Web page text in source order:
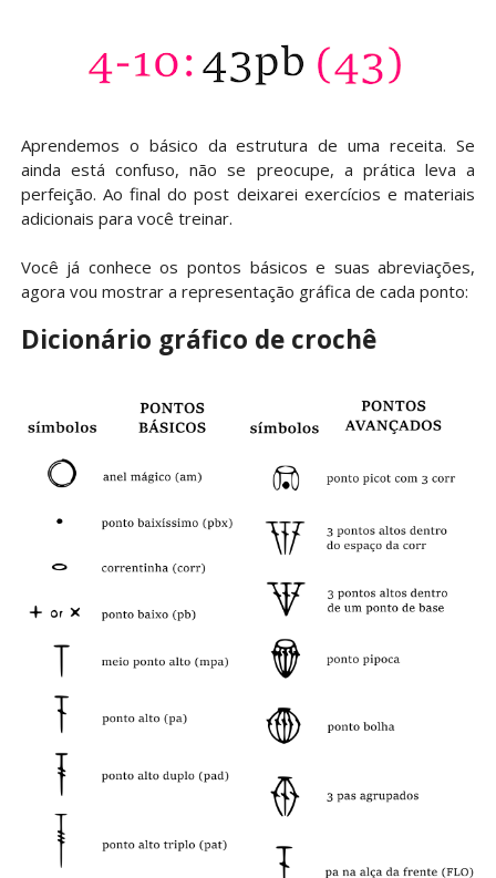
Aprendemos o básico da estrutura de uma receita. Se
ainda está confuso, não se preocupe, a prática leva a
perfeição. Ao final do post deixarei exercícios e materiais
adicionais para você treinar.
Você já conhece os pontos básicos e suas abreviações,
agora vou mostrar a representação gráfica de cada ponto:
Dicionário gráfico de crochê